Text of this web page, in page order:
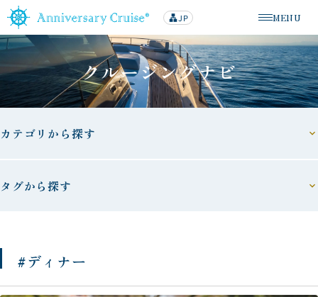
メニューを
MENU
lan
g
u
a
g
e
JP
クルージングナビ
カテゴリから探す
タグから探す
#ディナー